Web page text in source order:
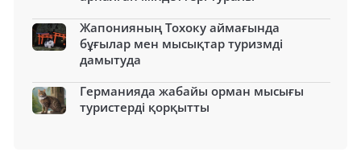
Жапонияның Тохоку аймағында
бұғылар мен мысықтар туризмді
дамытуда
Германияда жабайы орман мысығы
туристерді қорқытты